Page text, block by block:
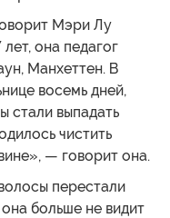
Мэри Лу
она педагог
Манхеттен. В
восемь дней,
стали выпадать
чистить
— говорит она.
перестали
больше не видит